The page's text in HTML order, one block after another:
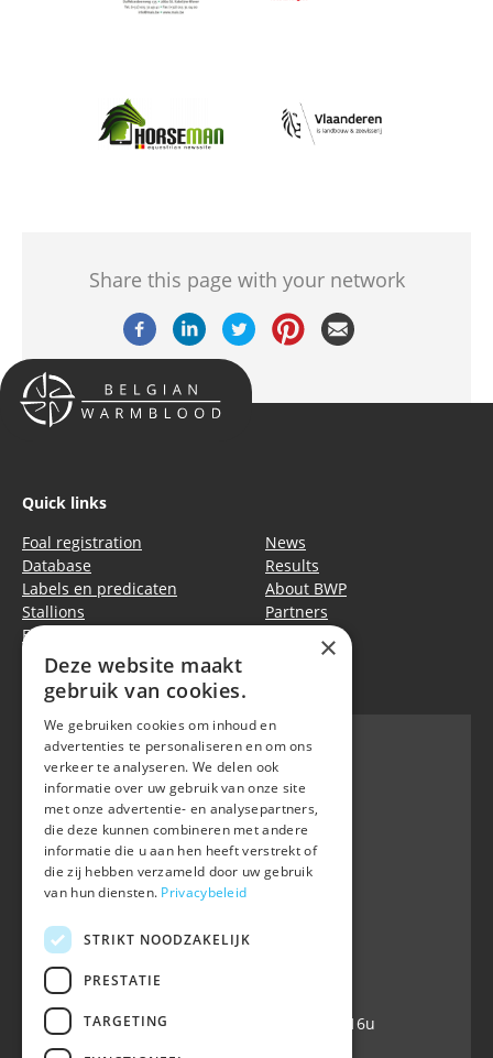
Afbeelding Afbeelding
Share this page with your network
Quick links
Foal registration
Database
Labels en predicaten
Stallions
Events
News
Results
About BWP
Partners
Privacy policy Cookie policy
BWP
Waversebaan 99
B-3050 OUD-HEVERLEE
+32 (0) 16 47 99 80
+32 (0) 16 47 99 85
info@belgian-warmblood.com
VAT BE 0410.346.424
IBAN BE40 7364 0368 4863
Open every working day: 9u-12u & 13-16u
×
Deze website maakt
gebruik van cookies.
We gebruiken cookies om inhoud en
advertenties te personaliseren en om ons
verkeer te analyseren. We delen ook
informatie over uw gebruik van onze site
met onze advertentie- en analysepartners,
die deze kunnen combineren met andere
informatie die u aan hen heeft verstrekt of
die zij hebben verzameld door uw gebruik
van hun diensten. Privacybeleid
STRIKT NOODZAKELIJK
PRESTATIE
TARGETING